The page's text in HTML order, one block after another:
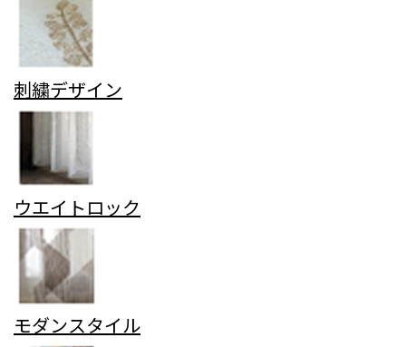
刺繍デザイン
ウエイトロック
モダンスタイル